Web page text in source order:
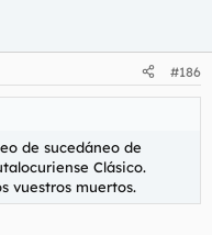
#186
de sucedáneo de
Clásico.
vuestros muertos.